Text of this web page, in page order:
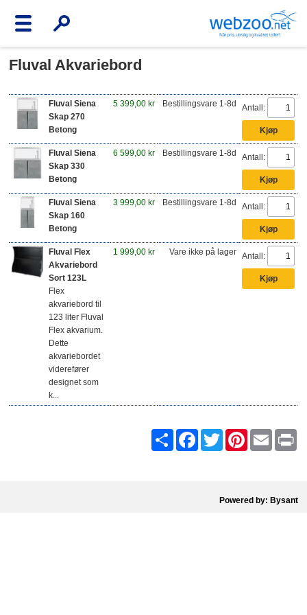
Fluval Akvariebord
Fluval Siena
Skap 270
Betong
5 399,00 kr Bestillingsvare 1-8d Antall:
Fluval Siena
Skap 330
Betong
6 599,00 kr Bestillingsvare 1-8d Antall:
Fluval Siena
Skap 160
Betong
3 999,00 kr Bestillingsvare 1-8d Antall:
Fluval Flex
Akvariebord
Sort 123L
Flex
akvariebord til
123 liter Fluval
Flex akvarium.
Dette
akvariebordet
viderefører
designet som
k...
1 999,00 kr Vare ikke på lager Antall:
ShareFacebook
TwitterPinterest
Email
Powered by: Bysant